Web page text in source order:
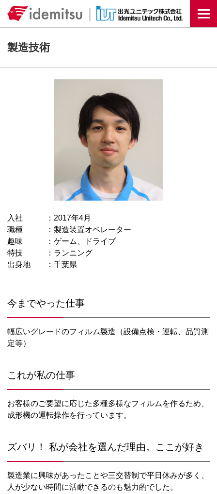
製造技術
入社
2017年4月
職種
製造装置オペレーター
趣味
ゲーム、ドライブ
特技
ランニング
出身地
千葉県
今までやった仕事
幅広いグレードのフィルム製造（設備点検・運転、品質測
定等）
これが私の仕事
お客様のご要望に応じた多種多様なフィルムを作るため、
成形機の運転操作を行っています。
ズバリ！ 私が会社を選んだ理由。ここが好き
製造業に興味があったことや三交替制で平日休みが多く、
人が少ない時間に活動できるのも魅力的でした。